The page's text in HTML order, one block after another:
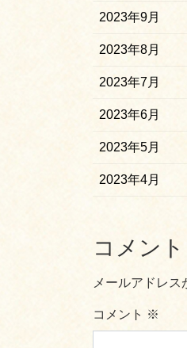
2023年9月
2023年8月
2023年7月
2023年6月
2023年5月
2023年4月
コメン
メールアドレス
コメント ※